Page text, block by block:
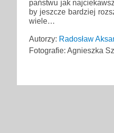
państwu jak
by jeszcze bardziej
wiele…
Autorzy: Radosław
Fotografie: Agnieszka